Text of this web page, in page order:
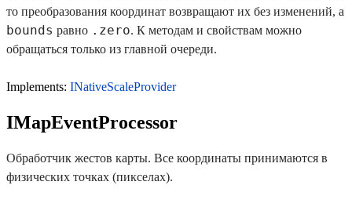
то преобразования координат возвращают их без изменений, а
bounds равно .zero. К методам и свойствам можно
обращаться только из главной очереди.
Implements: INativeScaleProvider
IMapEventProcessor
Обработчик жестов карты. Все координаты принимаются в
физических точках (пикселах).